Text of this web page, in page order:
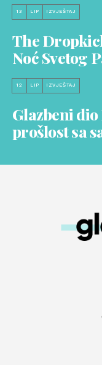
13 LIP IZVJEŠTAJ
The
Noć Svetog
12 LIP IZVJEŠTAJ
Glazbeni
prošlost sa